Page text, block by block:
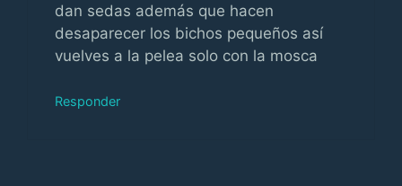
dan sedas además que hacen
desaparecer los bichos pequeños así
vuelves a la pelea solo con la mosca
Responder